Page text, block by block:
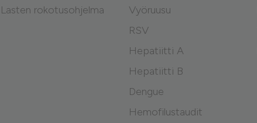
Lasten rokotusohjelma
Vyöruusu
RSV
Hepatiitti A
Hepatiitti B
Dengue
Hemofilustaudit